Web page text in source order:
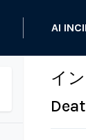
AI
イ